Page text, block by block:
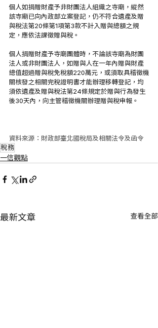
個人如捐贈財產予非財團法人組織之寺廟，縱然
該寺廟已向內政部立案登記，仍不符合遺產及贈
與稅法第20條第1項第3款不計入贈與總額之規
定，應依法課徵贈與稅。
個人捐贈財產予寺廟團體時，不論該寺廟為財團
法人或非財團法人，如贈與人在一年內贈與財產
總值超過贈與稅免稅額220萬元，或須取具稽徵機
關核發之相關完稅證明書才能辦理移轉登記，均
須依遺產及贈與稅法第24條規定於贈與行為發生
後30天內，向主管稽徵機關辦理贈與稅申報。
資料來源：財政部臺北國稅局及相關法令及函令
稅務
一信觀點
最新文章 查看全部